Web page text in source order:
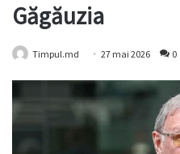
Găgăuzia
Timpul.md 27 mai 2026 0